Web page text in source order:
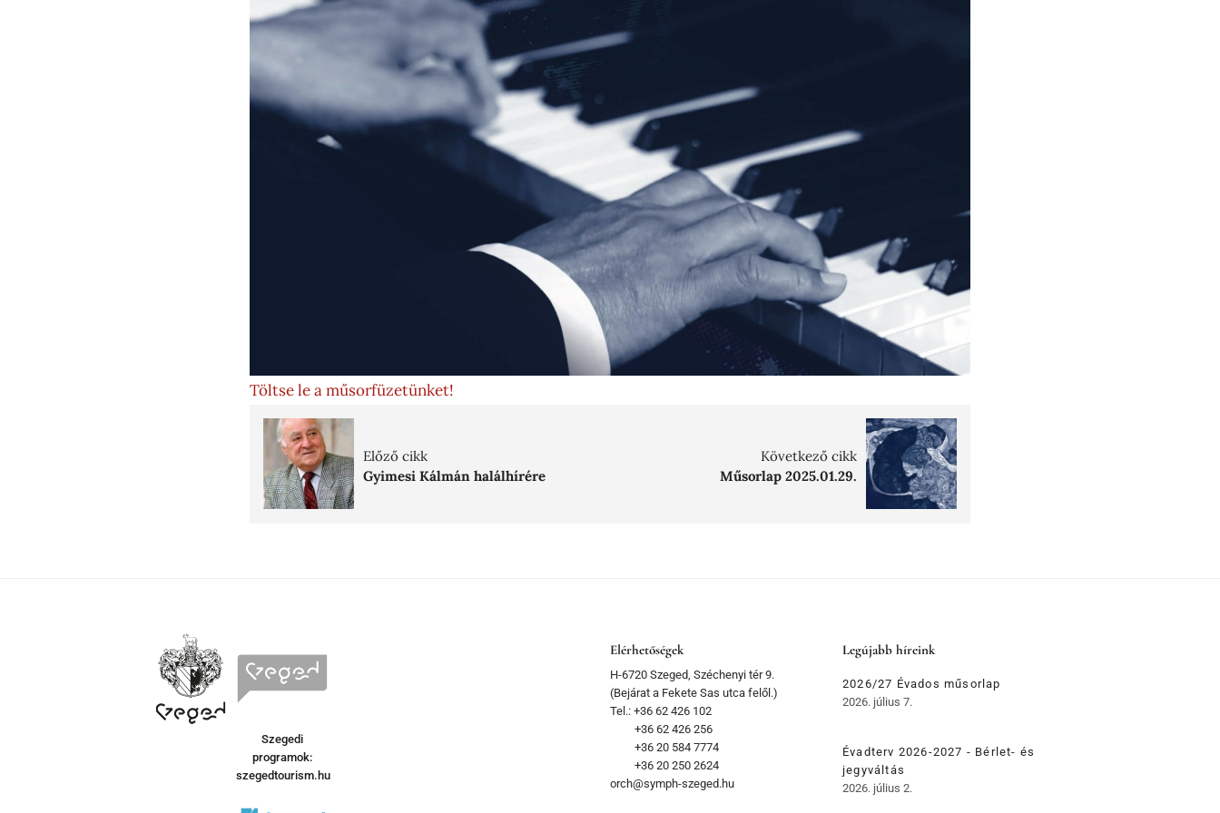
Töltse le a műsorfüzetünket!
Előző cikk
Gyimesi Kálmán halálhírére
Következő cikk
Műsorlap 2025.01.29.
Szegedi
programok:
szegedtourism.hu
Elérhetőségek
H-6720 Szeged, Széchenyi tér 9.
(Bejárat a Fekete Sas utca felől.)
Tel.: +36 62 426 102
+36 62 426 256
+36 20 584 7774
+36 20 250 2624
orch@symph-szeged.hu
Legújabb híreink
2026/27 Évados műsorlap
2026. július 7.
Évadterv 2026-2027 - Bérlet- és
jegyváltás
2026. július 2.